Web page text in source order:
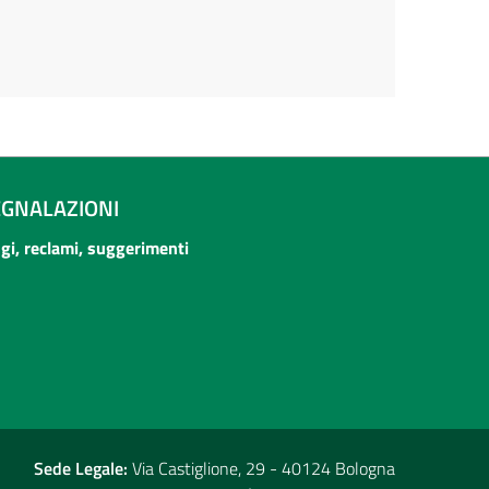
reclami, suggerimenti
Sede Legale: Via Castiglione, 29 - 40124 Bologna